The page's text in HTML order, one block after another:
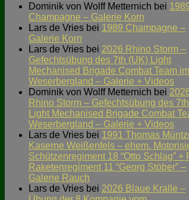
Dominik von Wolff Metternich bei
Champagne – Galerie Korn
Lars de Vries bei 1989 Champagne –
Galerie Korn
Lars de Vries bei 2026 Rhino Storm –
Gefechtsübung des 7th (UK) Light
Mechanised Brigade Combat Team im
Weserbergland – Galerie + Videos
Dominik von Wolff Metternich bei
Rhino Storm – Gefechtsübung des
Light Mechanised Brigade Combat
Weserbergland – Galerie + Videos
Lars de Vries bei 1991 Thomas
Kaserne Weißenfels – ehem.
Schützenregiment 18 “Otto Schlag” +
Raketenregiment 11 “Georg Stöber” –
Galerie Rauch
Lars de Vries bei 2026 Blaue Kralle –